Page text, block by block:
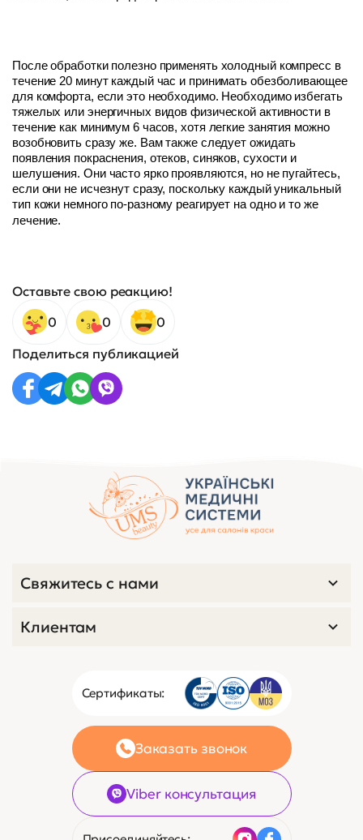
После обработки полезно применять холодный компресс в
течение 20 минут каждый час и принимать обезболивающее
для комфорта, если это необходимо. Необходимо избегать
тяжелых или энергичных видов физической активности в
течение как минимум 6 часов, хотя легкие занятия можно
возобновить сразу же. Вам также следует ожидать
появления покраснения, отеков, синяков, сухости и
шелушения. Они часто ярко проявляются, но не пугайтесь,
если они не исчезнут сразу, поскольку каждый уникальный
тип кожи немного по-разному реагирует на одно и то же
лечение.
Оставьте свою реакцию!
0
0
0
Поделиться публикацией
Сертификаты:
Заказать звонок
Viber консультация
Свяжитесь с нами
Клиентам